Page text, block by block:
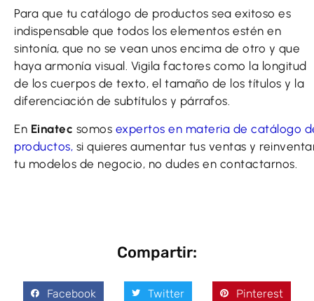
Para que tu catálogo de productos sea exitoso es
indispensable que todos los elementos estén en
sintonía, que no se vean unos encima de otro y que
haya armonía visual. Vigila factores como la longitud
de los cuerpos de texto, el tamaño de los títulos y la
diferenciación de subtítulos y párrafos.
En Einatec somos expertos en materia de catálogo
productos, si quieres aumentar tus ventas y
tu modelos de negocio, no dudes en contactarnos.
Compartir:
Facebook Twitter Pinterest